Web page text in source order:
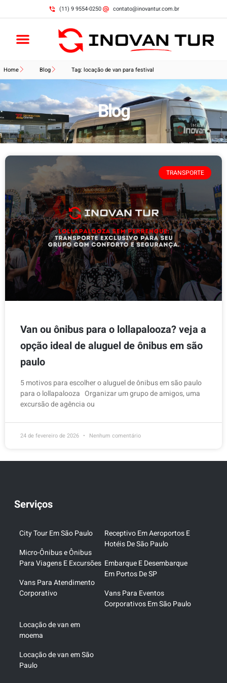
(11) 9 9554-0250 contato@inovantur.com.br
Home Blog Tag: locação de van para festival
Blog
TRANSPORTE
Van ou ônibus para o lollapalooza? veja a
opção ideal de aluguel de ônibus em são
paulo
5 motivos para escolher o aluguel de ônibus em são paulo
para o lollapalooza Organizar um grupo de amigos, uma
excursão de agência ou
24 de fevereiro de 2026 Nenhum comentário
Serviços
City Tour Em São Paulo
Micro-Ônibus e Ônibus
Para Viagens E Excursões
Vans Para Atendimento
Corporativo
Receptivo Em Aeroportos E
Hotéis De São Paulo
Embarque E Desembarque
Em Portos De SP
Vans Para Eventos
Corporativos Em São Paulo
Locação de van em
moema
Locação de van em São
Paulo